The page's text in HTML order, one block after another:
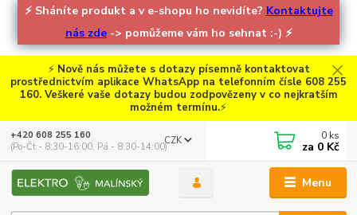
⚡ Sháníte produkt a v e-shopu ho nevidíte? Kontaktujte
nás zde-> pomůžeme vám ho sehnat :-) ⚡
⚡ Nově nás můžete s dotazy písemně kontaktovat
prostřednictvím aplikace WhatsApp na telefonním čísle 608 255
160. Veškeré vaše dotazy budou zodpovězeny v co nejkratším
možném termínu.⚡
Menu
CZK
+420 608 255 160
(Po-Čt - 8:30-16:00, Pá - 8:30-14:00)
0 ks
za 0 Kč